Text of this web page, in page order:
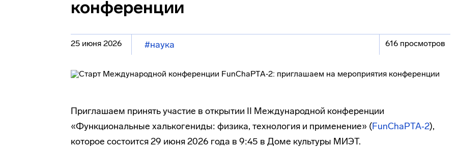
конференции
25 июня 2026 #наука 616 просмотров
Приглашаем принять участие в открытии II Международной конференции
«Функциональные халькогениды: физика, технология и применение» (FunChaPTA‑2),
которое состоится 29 июня 2026 года в 9:45 в Доме культуры МИЭТ.